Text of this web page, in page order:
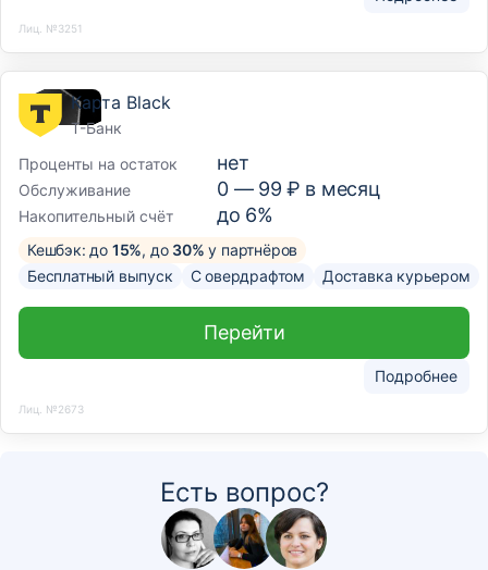
Лиц. №3251
Карта Black
Т-Банк
Проценты на остаток
нет
Обслуживание 0 — 99₽ в месяц
Накопительный счёт до 6%
Кешбэк: до 15%, до 30% у партнёров
Бесплатный выпуск
С овердрафтом Доставка курьером
Подробнее
Перейти
Лиц. №2673
Есть вопрос?